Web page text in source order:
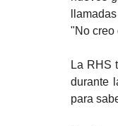
"No creo
La RHS
durante
para